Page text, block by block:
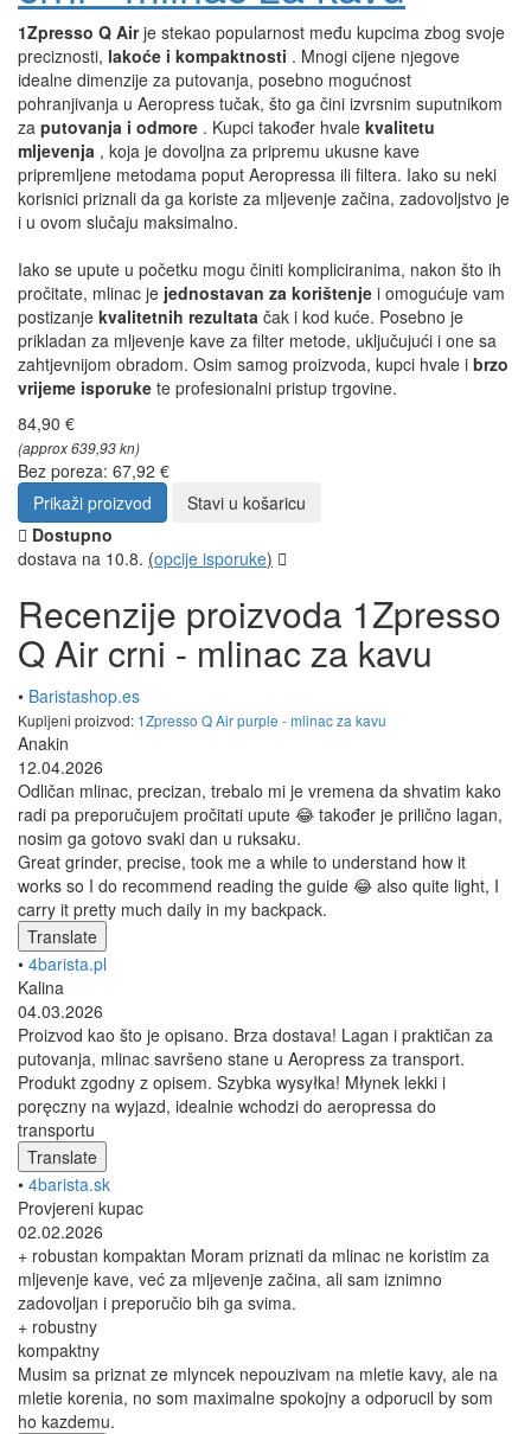
1Zpresso Q Airje stekao popularnost među kupcima zbog svoje
preciznosti, lakoće i kompaktnosti . Mnogi cijene njegove
idealne dimenzije za putovanja, posebno mogućnost
pohranjivanja u Aeropress tučak, što ga čini izvrsnim suputnikom
za putovanja i odmore . Kupci također hvale kvalitetu
mljevenja , koja je dovoljna za pripremu ukusne kave
pripremljene metodama poput Aeropressa ili filtera. Iako su neki
korisnici priznali da ga koriste za mljevenje začina, zadovoljstvo je
i u ovom slučaju maksimalno.
Iako se upute u početku mogu činiti kompliciranima, nakon što ih
pročitate, mlinac je jednostavan za korištenje i omogućuje vam
postizanje kvalitetnih rezultata čak i kod kuće. Posebno je
prikladan za mljevenje kave za filter metode, uključujući i one sa
zahtjevnijom obradom. Osim samog proizvoda, kupci hvale i brzo
vrijeme isporuke te profesionalni pristup trgovine.
84,90 €
(approx 639,93 kn)
Bez poreza: 67,92 €
Prikaži proizvod
Stavi u košaricu
Dostupno
dostava na 10.8. (opcije isporuke)
Recenzije proizvoda 1Zpresso
Q Air crni - mlinac za kavu
• Baristashop.es
Kupljeni proizvod: 1Zpresso Q Air purple - mlinac za kavu
Anakin
12.04.2026
Odličan mlinac, precizan, trebalo mi je vremena da shvatim kako
radi pa preporučujem pročitati upute 😂 također je prilično lagan,
nosim ga gotovo svaki dan u ruksaku.
Great grinder, precise, took me a while to understand how it
works so I do recommend reading the guide 😂 also quite light, I
carry it pretty much daily in my backpack.
Translate
• 4barista.pl
Kalina
04.03.2026
Proizvod kao što je opisano. Brza dostava! Lagan i praktičan za
putovanja, mlinac savršeno stane u Aeropress za transport.
Produkt zgodny z opisem. Szybka wysyłka! Młynek lekki i
poręczny na wyjazd, idealnie wchodzi do aeropressa do
transportu
Translate
• 4barista.sk
Provjereni kupac
02.02.2026
+ robustan kompaktan Moram priznati da mlinac ne koristim za
mljevenje kave, već za mljevenje začina, ali sam iznimno
zadovoljan i preporučio bih ga svima.
+ robustny
kompaktny
Musim sa priznat ze mlyncek nepouzivam na mletie kavy, ale na
mletie korenia, no som maximalne spokojny a odporucil by som
ho kazdemu.